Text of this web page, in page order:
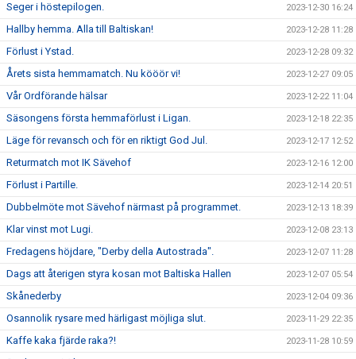
Seger i höstepilogen. 2023-12-30 16:24
Hallby hemma. Alla till Baltiskan! 2023-12-28 11:28
Förlust i Ystad. 2023-12-28 09:32
Årets sista hemmamatch. Nu kööör vi! 2023-12-27 09:05
Vår Ordförande hälsar 2023-12-22 11:04
Säsongens första hemmaförlust i Ligan. 2023-12-18 22:35
Läge för revansch och för en riktigt God Jul. 2023-12-17 12:52
Returmatch mot IK Sävehof 2023-12-16 12:00
Förlust i Partille. 2023-12-14 20:51
Dubbelmöte mot Sävehof närmast på programmet. 2023-12-13 18:39
Klar vinst mot Lugi. 2023-12-08 23:13
Fredagens höjdare, "Derby della Autostrada". 2023-12-07 11:28
Dags att återigen styra kosan mot Baltiska Hallen 2023-12-07 05:54
Skånederby 2023-12-04 09:36
Osannolik rysare med härligast möjliga slut. 2023-11-29 22:35
Kaffe kaka fjärde raka?! 2023-11-28 10:59